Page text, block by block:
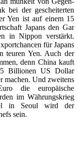
bei der gescheiterten
Yen ist auf einem 15
Japans den Gar
in Nippon verstärkt.
für Japans
teuren Yen. Auch der
denn China kauft
Billionen US Dollar
machen. Und zweitens
die europäische
im Währungskrieg
in Seoul wird der
sein.